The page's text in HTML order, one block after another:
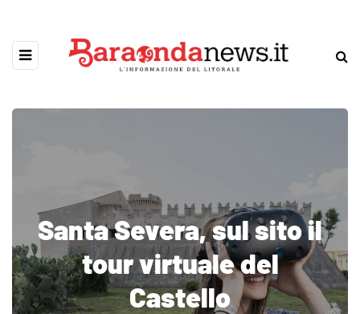
Santa Severa, sul sito il
tour virtuale del
Castello